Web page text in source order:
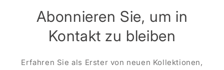
Abonnieren Sie, um in
Kontakt zu bleiben
Erfahren Sie als Erster von neuen Kollektionen,